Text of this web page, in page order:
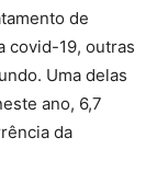
de
covid-19, outras
Uma delas
ano, 6,7
da